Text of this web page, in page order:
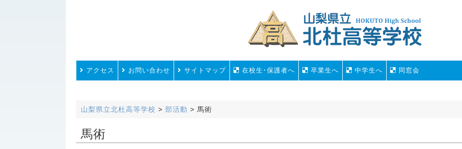
アクセス お問い合わせ サイトマップ 在校生･保護者へ 卒業生へ 中学生へ 同窓会
山梨県立北杜高等学校 > 部活動 > 馬術
馬術